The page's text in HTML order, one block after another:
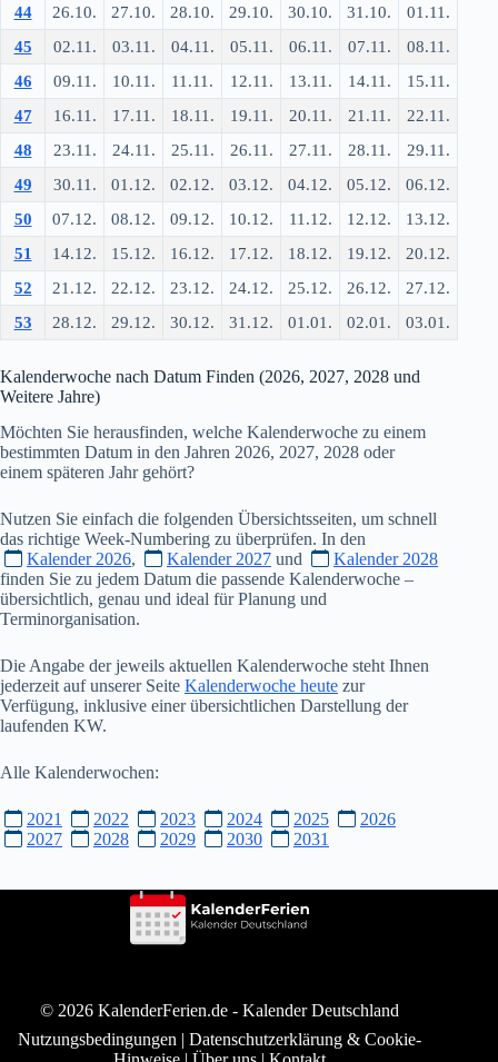
44
26.10. 27.10. 28.10. 29.10. 30.10. 31.10.
01.11.
45
02.11. 03.11. 04.11. 05.11. 06.11. 07.11.
08.11.
46
09.11. 10.11. 11.11. 12.11. 13.11. 14.11.
15.11.
47
16.11. 17.11. 18.11. 19.11. 20.11. 21.11.
22.11.
48
23.11. 24.11. 25.11. 26.11. 27.11. 28.11.
29.11.
49
30.11. 01.12. 02.12. 03.12. 04.12. 05.12.
06.12.
50
07.12. 08.12. 09.12. 10.12. 11.12. 12.12.
13.12.
51
14.12. 15.12. 16.12. 17.12. 18.12. 19.12.
20.12.
52
21.12. 22.12. 23.12. 24.12. 25.12. 26.12.
27.12.
53
28.12. 29.12. 30.12. 31.12. 01.01. 02.01. 03.01.
Kalenderwoche nach Datum Finden (2026, 2027, 2028 und
Weitere Jahre)
Möchten Sie herausfinden, welche Kalenderwoche zu einem
bestimmten Datum in den Jahren 2026, 2027, 2028 oder
einem späteren Jahr gehört?
Nutzen Sie einfach die folgenden Übersichtsseiten, um schnell
das richtige Week-Numbering zu überprüfen. In den
Kalender 2026, Kalender 2027 und
Kalender 2028
finden Sie zu jedem Datum die passende Kalenderwoche –
übersichtlich, genau und ideal für Planung und
Terminorganisation.
Die Angabe der jeweils aktuellen Kalenderwoche steht Ihnen
jederzeit auf unserer Seite Kalenderwoche heute zur
Verfügung, inklusive einer übersichtlichen Darstellung der
laufenden KW.
Alle Kalenderwochen:
2021 2022 2023 2024 2025
2026
2027
2028 2029 2030 2031
© 2026 KalenderFerien.de - Kalender Deutschland
Nutzungsbedingungen | Datenschutzerklärung & Cookie-